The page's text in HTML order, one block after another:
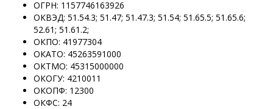
ОГРН: 1157746163926
ОКВЭД: 51.54.3; 51.47; 51.47.3; 51.54; 51.65.5; 51.65.6;
52.61; 51.61.2;
ОКПО: 41977304
ОКАТО: 45263591000
ОКТМО: 45315000000
ОКОГУ: 4210011
ОКОПФ: 12300
ОКФС: 24